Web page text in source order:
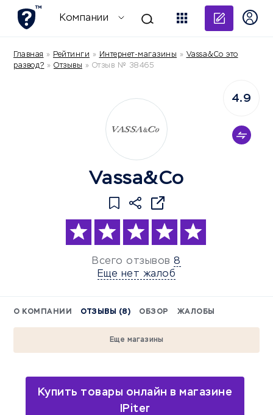
Компании
Главная » Рейтинги » Интернет-магазины » Vassa&Co это
развод? » Отзывы » Отзыв № 38465
Vassa&Co
Всего отзывов 8
Еще нет жалоб
4.9
О КОМПАНИИ ОТЗЫВЫ (8) ОБЗОР ЖАЛОБЫ
Еще магазины
Купить товары онлайн в магазине
IPiter